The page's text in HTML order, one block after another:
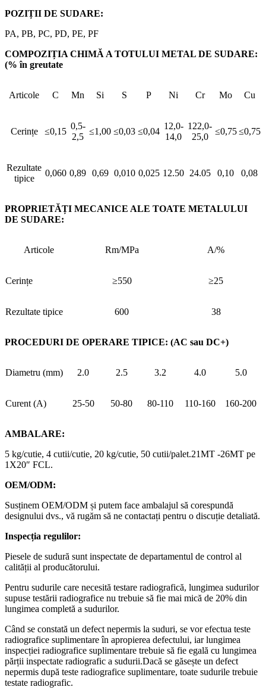
POZIȚII DE SUDARE:
PA, PB, PC, PD, PE, PF
COMPOZIȚIA CHIMĂ A TOTULUI METAL DE SUDARE:
(% în greutate
Articole C Mn Si S P Ni Cr Mo Cu
Cerințe ≤0,15
0,5-
2,5
≤1,00 ≤0,03 ≤0,04
12,0-
14,0
122,0-
25,0
≤0,75 ≤0,75
Rezultate
tipice
0,060 0,89 0,69 0,010 0,025 12.50 24.05 0,10 0,08
PROPRIETĂȚI MECANICE ALE TOATE METALULUI
DE SUDARE:
Articole Rm/MPa A/%
Cerințe ≥550 ≥25
Rezultate tipice 600 38
PROCEDURI DE OPERARE TIPICE: (AC sau DC+)
Diametru (mm) 2.0 2.5 3.2 4.0 5.0
Curent (A) 25-50 50-80 80-110 110-160 160-200
AMBALARE:
5 kg/cutie, 4 cutii/cutie, 20 kg/cutie, 50 cutii/palet.21MT -26MT pe
1X20″ FCL.
OEM/ODM:
Susținem OEM/ODM și putem face ambalajul să corespundă
designului dvs., vă rugăm să ne contactați pentru o discuție detaliată.
Inspecția regulilor:
Piesele de sudură sunt inspectate de departamentul de control al
calității al producătorului.
Pentru sudurile care necesită testare radiografică, lungimea sudurilor
supuse testării radiografice nu trebuie să fie mai mică de 20% din
lungimea completă a sudurilor.
Când se constată un defect nepermis la suduri, se vor efectua teste
radiografice suplimentare în apropierea defectului, iar lungimea
inspecției radiografice suplimentare trebuie să fie egală cu lungimea
părții inspectate radiografic a sudurii.Dacă se găsește un defect
nepermis după teste radiografice suplimentare, toate sudurile trebuie
testate radiografic.